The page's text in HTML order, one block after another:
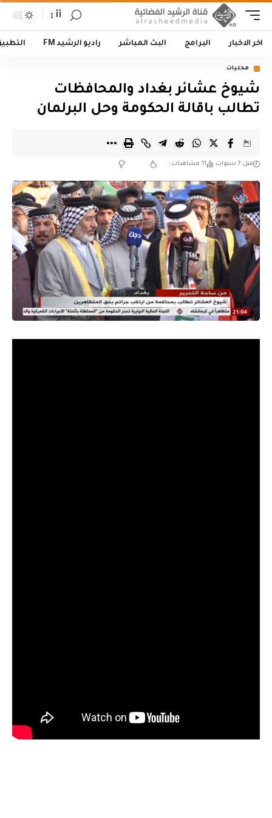
أأ
اخر الاخبار البرامج البث المباشر راديو الرشيد FM
محليات
شيوخ عشائر بغداد والمحافظات
تطالب باقالة الحكومة وحل البرلمان
قبل 7 سنوات 11 مشاهدات